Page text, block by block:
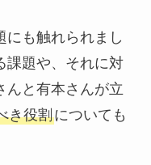
にも触れられまし
課題や、それに対
んと有本さんが立
き役割についても